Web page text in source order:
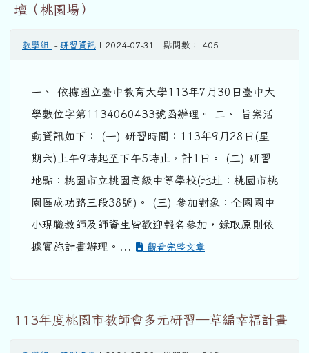
壇（桃園場）
教學組 - 研習資訊 | 2024-07-31 | 點閱數： 405
一、 依據國立臺中教育大學113年7月30日臺中大
學數位字第1134060433號函辦理。 二、 旨案活
動資訊如下： (一) 研習時間：113年9月28日(星
期六)上午9時起至下午5時止，計1日。 (二) 研習
地點：桃園市立桃園高級中等學校(地址：桃園市桃
園區成功路三段38號)。 (三) 參加對象：全國國中
小現職教師及師資生皆歡迎報名參加，錄取原則依
據實施計畫辦理。...
觀看完整文章
113年度桃園市教師會多元研習—草編幸福計畫